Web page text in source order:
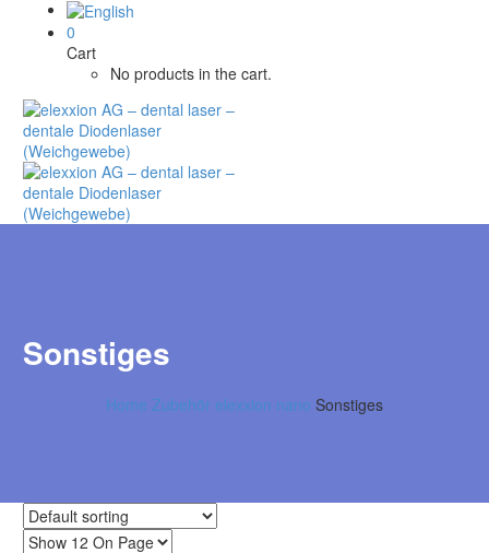
0
Cart
No products in the cart.
Sonstiges
Home Zubehör elexxion nano Sonstiges